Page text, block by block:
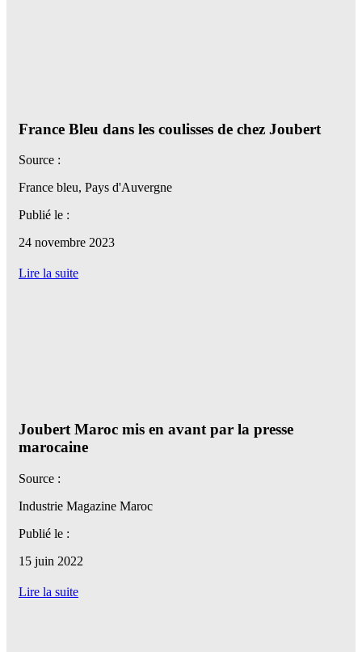
France Bleu dans les coulisses de chez Joubert
Source :
France bleu, Pays d'Auvergne
Publié le :
24 novembre 2023
Lire la suite
Joubert Maroc mis en avant par la presse
marocaine
Source :
Industrie Magazine Maroc
Publié le :
15 juin 2022
Lire la suite